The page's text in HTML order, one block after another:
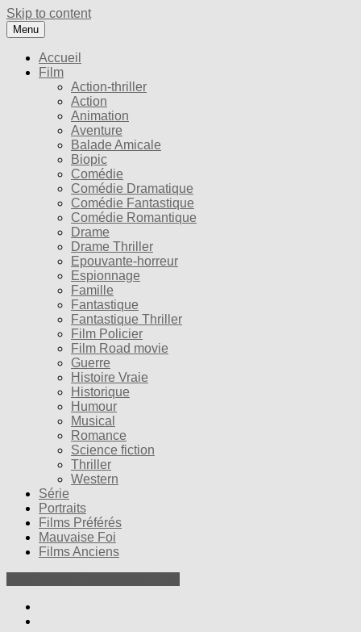
Skip to content
Menu
Accueil
Film
Action-thriller
Action
Animation
Aventure
Balade Amicale
Biopic
Comédie
Comédie Dramatique
Comédie Fantastique
Comédie Romantique
Drame
Drame Thriller
Epouvante-horreur
Espionnage
Famille
Fantastique
Fantastique Thriller
Film Policier
Film Road movie
Guerre
Histoire Vraie
Historique
Humour
Musical
Romance
Science fiction
Thriller
Western
Série
Portraits
Films Préférés
Mauvaise Foi
Films Anciens